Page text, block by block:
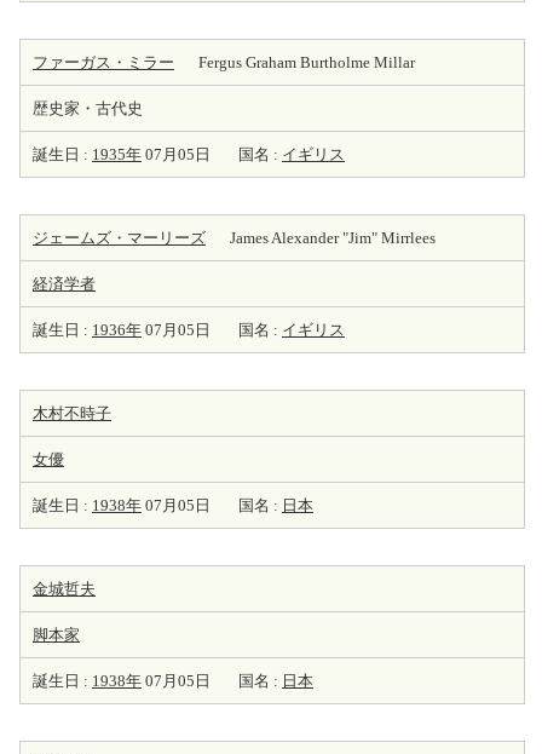
ファーガス・ミラー Fergus Graham Burtholme Millar
歴史家・古代史
誕生日 : 1935年 07月05日 国名 : イギリス
ジェームズ・マーリーズ James Alexander "Jim" Mirrlees
経済学者
誕生日 : 1936年 07月05日 国名 : イギリス
木村不時子
女優
誕生日 : 1938年 07月05日 国名 : 日本
金城哲夫
脚本家
誕生日 : 1938年 07月05日 国名 : 日本